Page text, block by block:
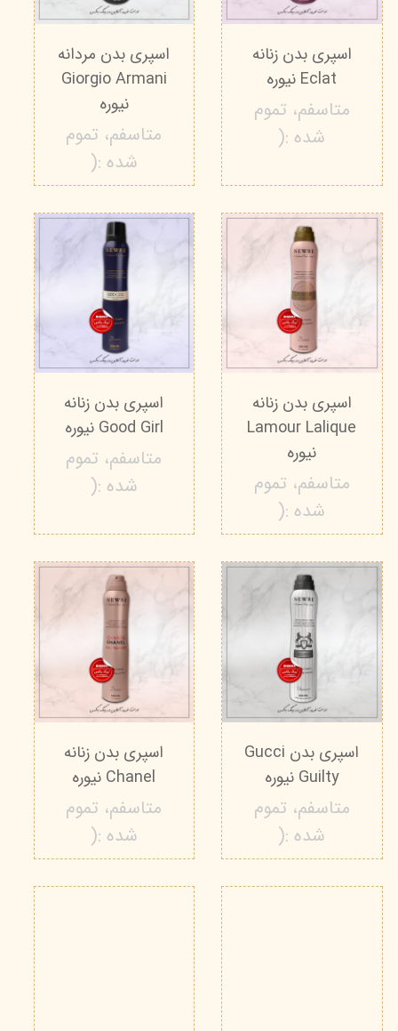
اسپری بدن زنانه
Eclat نیوره
متاسفم، تموم
شده :(
اسپری بدن مردانه
Giorgio Armani
نیوره
متاسفم، تموم
شده :(
اسپری بدن زنانه
Lamour Lalique
نیوره
متاسفم، تموم
شده :(
اسپری بدن زنانه
Good Girl نیوره
متاسفم، تموم
شده :(
اسپری بدن Gucci
Guilty نیوره
متاسفم، تموم
شده :(
اسپری بدن زنانه
Chanel نیوره
متاسفم، تموم
شده :(